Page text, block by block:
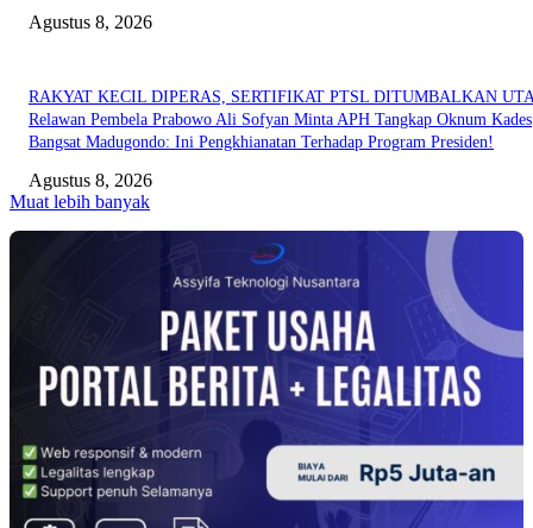
Agustus 8, 2026
RAKYAT KECIL DIPERAS, SERTIFIKAT PTSL DITUMBALKAN
Relawan Pembela Prabowo Ali Sofyan Minta APH Tangkap Oknum Kades
Bangsat Madugondo: Ini Pengkhianatan Terhadap Program Presiden!
Agustus 8, 2026
Muat lebih banyak